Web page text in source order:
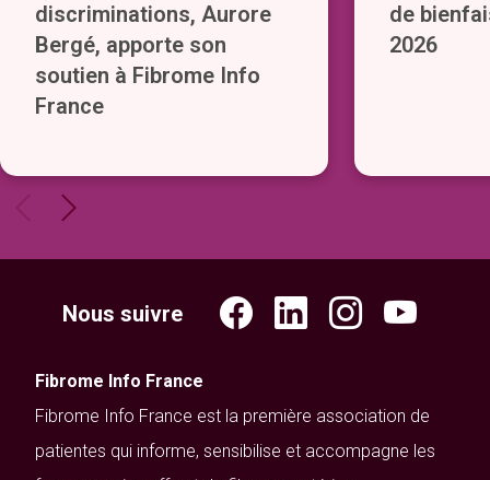
discriminations, Aurore
Bergé, apporte son
soutien à Fibrome Info
France
de
2026
Nous suivre
Fibrome Info France
Fibrome Info France est la première association de
patientes qui informe, sensibilise et accompagne les